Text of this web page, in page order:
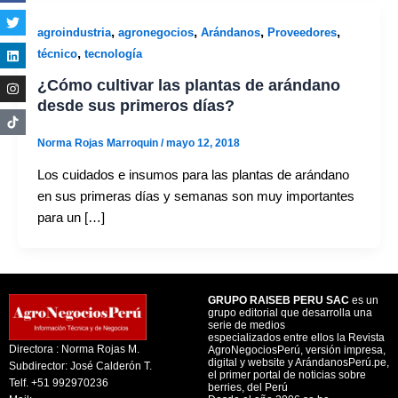
agroindustria, agronegocios, Arándanos, Proveedores,
técnico, tecnología
¿Cómo cultivar las plantas de arándano
desde sus primeros días?
Norma Rojas Marroquin /mayo 12, 2018
Los cuidados e insumos para las plantas de arándano
en sus primeras días y semanas son muy importantes
para un […]
Directora : Norma Rojas M.
Subdirector: José Calderón T.
Telf. +51 992970236
GRUPO RAISEB PERU SAC es un
grupo editorial que desarrolla una
serie de medios
especializados entre ellos la Revista
AgroNegociosPerú, versión impresa,
digital y website y ArándanosPerú.pe,
el primer portal de noticias sobre
berries, del Perú